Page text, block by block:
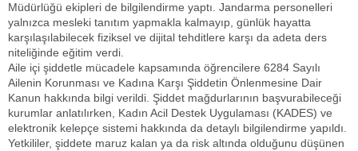
Müdürlüğü ekipleri de bilgilendirme yaptı. Jandarma personelleri
yalnızca mesleki tanıtım yapmakla kalmayıp, günlük hayatta
karşılaşılabilecek fiziksel ve dijital tehditlere karşı da adeta ders
niteliğinde eğitim verdi.
Aile içi şiddetle mücadele kapsamında öğrencilere 6284 Sayılı
Ailenin Korunması ve Kadına Karşı Şiddetin Önlenmesine Dair
Kanun hakkında bilgi verildi. Şiddet mağdurlarının başvurabileceği
kurumlar anlatılırken, Kadın Acil Destek Uygulaması (KADES) ve
elektronik kelepçe sistemi hakkında da detaylı bilgilendirme yapıldı.
Yetkililer, şiddete maruz kalan ya da risk altında olduğunu düşünen